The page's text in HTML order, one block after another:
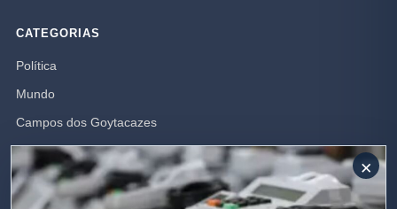
CATEGORIAS
Política
Mundo
Campos dos Goytacazes
Brasil
Opinião
×